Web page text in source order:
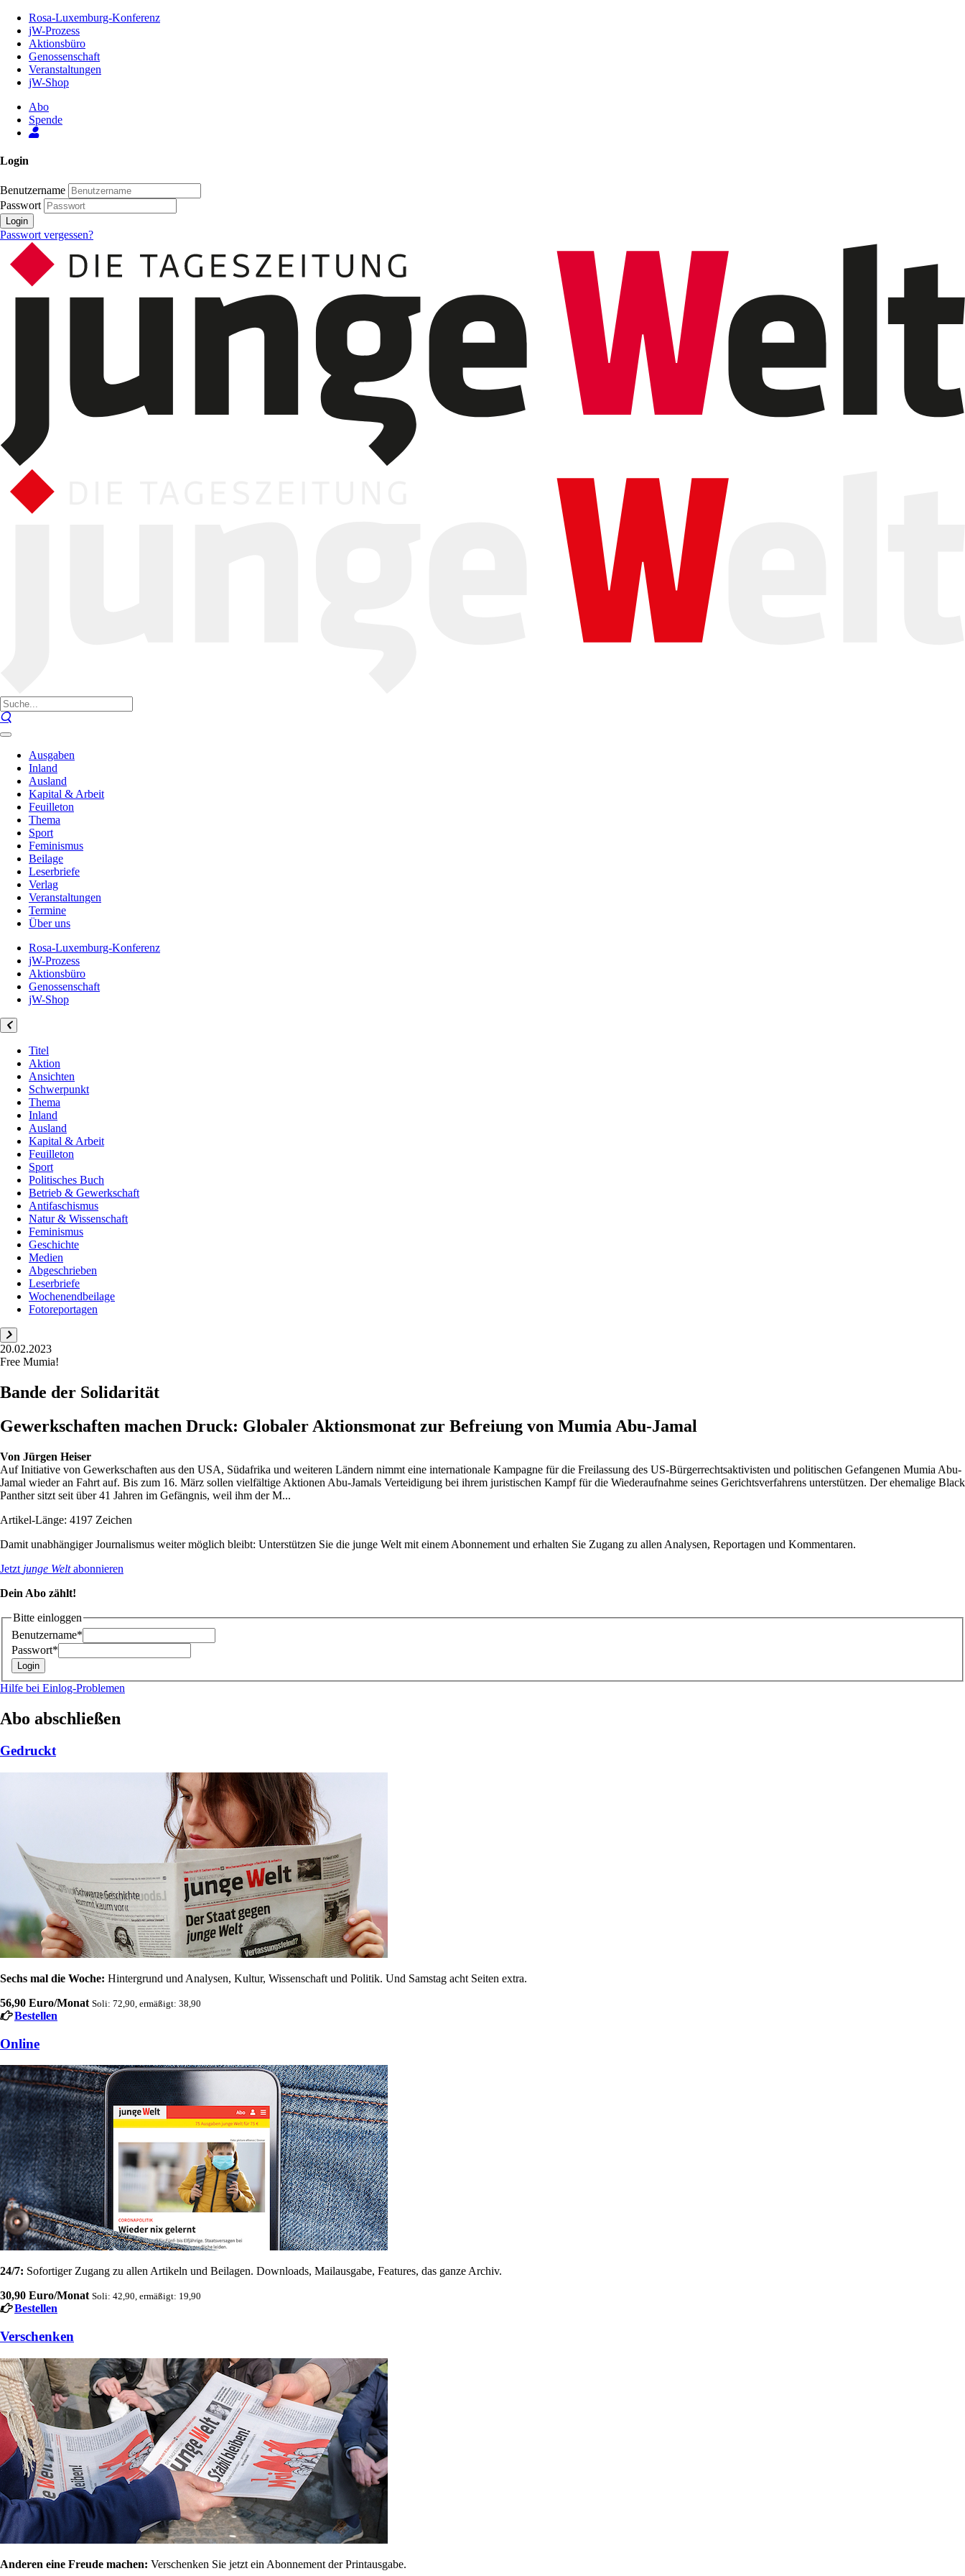
Inhalt
Seite
Rosa-Luxemburg-Konferenz
jW-Prozess
Aktionsbüro
Genossenschaft
Veranstaltungen
jW-Shop
Abo
Spende
Login
Benutzername
Passwort
Login
Passwort vergessen?
Ausgaben
Inland
Ausland
Kapital & Arbeit
Feuilleton
Thema
Sport
Feminismus
Beilage
Leserbriefe
Verlag
Veranstaltungen
Termine
Über uns
Rosa-Luxemburg-Konferenz
jW-Prozess
Aktionsbüro
Genossenschaft
jW-Shop
Titel
Aktion
Ansichten
Schwerpunkt
Thema
Inland
Ausland
Kapital & Arbeit
Feuilleton
Sport
Politisches Buch
Betrieb & Gewerkschaft
Antifaschismus
Natur & Wissenschaft
Feminismus
Geschichte
Medien
Abgeschrieben
Leserbriefe
Wochenendbeilage
Fotoreportagen
20.02.2023
Free Mumia!
Bande der Solidarität
Gewerkschaften machen Druck: Globaler Aktionsmonat zur Befreiung von Mumia Abu-Jamal
Von Jürgen Heiser
Auf Initiative von Gewerkschaften aus den USA, Südafrika und weiteren Ländern nimmt eine internationale Kampagne für die Freilassung des US-Bürgerrechtsaktivisten und politischen Gefangenen Mumia Abu-
Jamal wieder an Fahrt auf. Bis zum 16. März sollen vielfältige Aktionen Abu-Jamals Verteidigung bei ihrem juristischen Kampf für die Wiederaufnahme seines Gerichtsverfahrens unterstützen. Der ehemalige Black
Panther sitzt seit über 41 Jahren im Gefängnis, weil ihm der M...
Artikel-Länge: 4197 Zeichen
Damit unabhängiger Journalismus weiter möglich bleibt: Unterstützen Sie die junge Welt mit einem Abonnement und erhalten Sie Zugang zu allen Analysen, Reportagen und Kommentaren.
Jetzt junge Weltabonnieren
Dein Abo zählt!
Bitte einloggen
Benutzername*
Passwort*
Hilfe bei Einlog-Problemen
Abo abschließen
Gedruckt
Sechs mal die Woche: Hintergrund und Analysen, Kultur, Wissenschaft und Politik. Und Samstag acht Seiten extra.
56,90 Euro/Monat Soli: 72,90, ermäßigt: 38,90
Bestellen
Online
24/7: Sofortiger Zugang zu allen Artikeln und Beilagen. Downloads, Mailausgabe, Features, das ganze Archiv.
30,90 Euro/Monat Soli: 42,90, ermäßigt: 19,90
Bestellen
Verschenken
Anderen eine Freude machen: Verschenken Sie jetzt ein Abonnement der Printausgabe.